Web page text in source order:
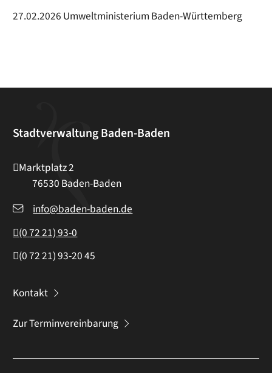
27.02.2026 Umweltministerium Baden-Württemberg
Stadtverwaltung Baden-Baden
Marktplatz 2
76530 Baden-Baden
info@baden-baden.de
(07221) 93-0
(07221) 93-2045
Kontakt
Zur Terminvereinbarung